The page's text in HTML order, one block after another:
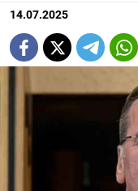
14.07.2025